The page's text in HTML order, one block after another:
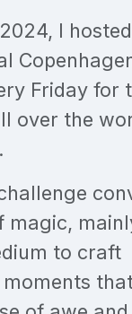
I
Friday for
over the
magic,
to craft